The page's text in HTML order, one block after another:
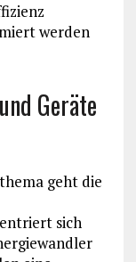
werden
Geräte
geht die
sich